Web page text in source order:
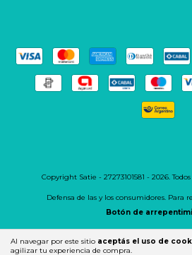
Al navegar por este sitio aceptás el uso de
agilizar tu experiencia de compra.
Copyright Satie - 27273101581 - 2026.
Defensa de las y los consumidores. Para
Botón de